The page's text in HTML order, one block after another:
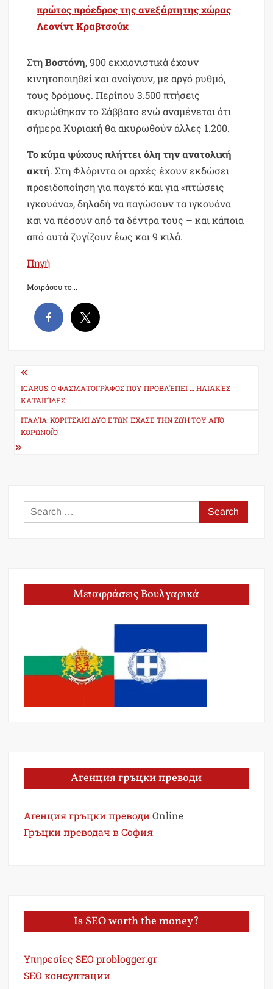
πρώτος πρόεδρος της ανεξάρτητης χώρας
Λεονίντ Κραβτσούκ
ΣτηΒοστόνη, 900 εκχιονιστικά έχουν
κινητοποιηθεί και ανοίγουν, με αργό ρυθμό,
τους δρόμους. Περίπου 3.500 πτήσεις
ακυρώθηκαν το Σάββατο ενώ αναμένεται ότι
σήμερα Κυριακή θα ακυρωθούν άλλες 1.200.
Το κύμα ψύχους πλήττει όλη την ανατολική
ακτή. Στη Φλόριντα οι αρχές έχουν εκδώσει
προειδοποίηση για παγετό και για «πτώσεις
ιγκουάνα», δηλαδή να παγώσουν τα ιγκουάνα
και να πέσουν από τα δέντρα τους – και κάποια
από αυτά ζυγίζουν έως και 9 κιλά.
Πηγή
Μοιράσου το...
Post
navigation
ICARUS: Ο ΦΑΣΜΑΤΟΓΡΆΦΟΣ ΠΟΥ ΠΡΟΒΛΈΠΕΙ … ΗΛΙΑΚΈΣ
ΚΑΤΑΙΓΊΔΕΣ
ΙΤΑΛΊΑ: ΚΟΡΙΤΣΆΚΙ ΔΥΟ ΕΤΏΝ ΈΧΑΣΕ ΤΗΝ ΖΩΉ ΤΟΥ ΑΠΌ
ΚΟΡΩΝΟΪΌ
Search
for:
Μεταφράσεις Βουλγαρικά
Агенция гръцки преводи
Агенция гръцки преводи Online
Гръцки преводач в София
Is SEO worth the money?
Υπηρεσίες SEO problogger.gr
SEO консултации